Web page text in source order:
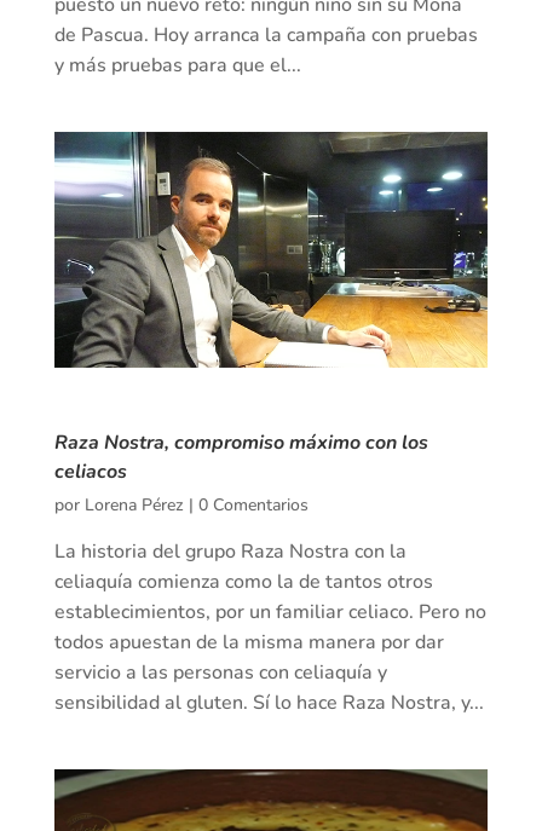
de Pascua. Hoy arranca la campaña con pruebas
y más pruebas para que el...
Raza Nostra, compromiso máximo con los
celiacos
por Lorena Pérez | 0 Comentarios
La historia del grupo Raza Nostra con la
celiaquía comienza como la de tantos otros
establecimientos, por un familiar celiaco. Pero no
todos apuestan de la misma manera por dar
servicio a las personas con celiaquía y
sensibilidad al gluten. Sí lo hace Raza Nostra, y...